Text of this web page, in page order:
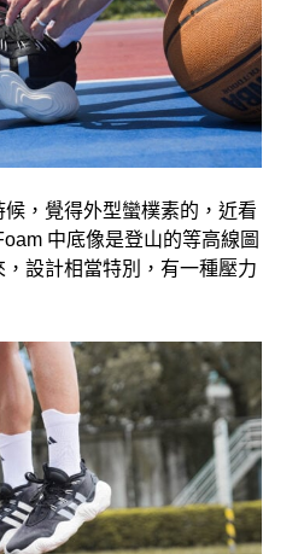
，覺得外型蠻樸素的，近看
中底像是登山的等高線圖
設計相當特別，有一種壓力